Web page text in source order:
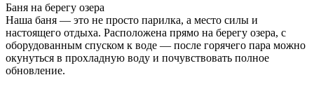
Баня на берегу озера
Наша баня — это не просто парилка, а место силы и
настоящего отдыха. Расположена прямо на берегу озера, с
оборудованным спуском к воде — после горячего пара можно
окунуться в прохладную воду и почувствовать полное
обновление.